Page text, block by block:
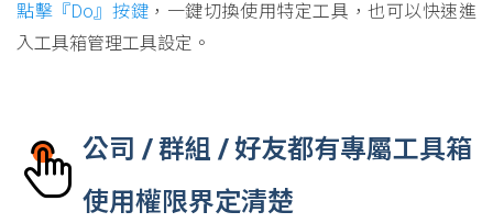
點擊『Do』按鍵 ，一鍵切換使用特定工具，也可以快速進
入工具箱管理工具設定。
公司 / 群組 / 好友都有專屬工具箱
使用權限界定清楚